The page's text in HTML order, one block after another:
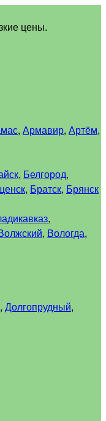
цены.
, Армавир, Артём,
, Белгород,
, Братск, Брянск
,
, Вологда,
, Долгопрудный,